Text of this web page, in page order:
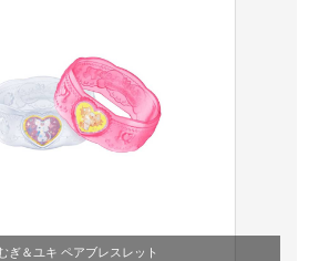
ぎ＆ユキ ペアブレスレット